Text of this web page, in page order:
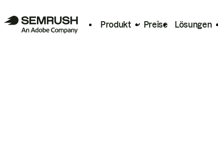
Produkt Preise Lösungen